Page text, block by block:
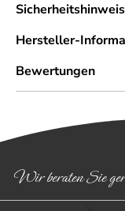
Hersteller-
Bewertungen
Wir beraten Sie